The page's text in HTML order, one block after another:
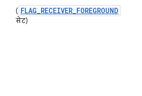
( FLAG_RECEIVER_FOREGROUND
सेट)